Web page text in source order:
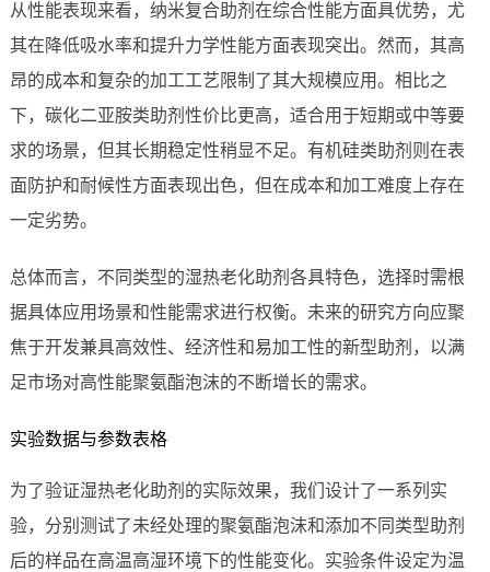
从性能表现来看，纳米复合助剂在综合性能方面具优势，尤
其在降低吸水率和提升力学性能方面表现突出。然而，其高
昂的成本和复杂的加工工艺限制了其大规模应用。相比之
下，碳化二亚胺类助剂性价比更高，适合用于短期或中等要
求的场景，但其长期稳定性稍显不足。有机硅类助剂则在表
面防护和耐候性方面表现出色，但在成本和加工难度上存在
一定劣势。
总体而言，不同类型的湿热老化助剂各具特色，选择时需根
据具体应用场景和性能需求进行权衡。未来的研究方向应聚
焦于开发兼具高效性、经济性和易加工性的新型助剂，以满
足市场对高性能聚氨酯泡沫的不断增长的需求。
实验数据与参数表格
为了验证湿热老化助剂的实际效果，我们设计了一系列实
验，分别测试了未经处理的聚氨酯泡沫和添加不同类型助剂
后的样品在高温高湿环境下的性能变化。实验条件设定为温